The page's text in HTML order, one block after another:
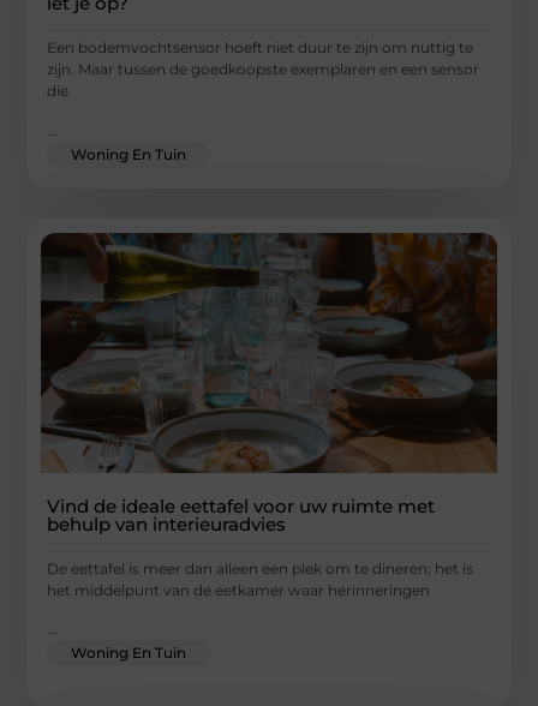
Een bodemvochtsensor hoeft niet duur te zijn om nuttig te
zijn. Maar tussen de goedkoopste exemplaren en een sensor
die
Woning En Tuin
Vind de ideale eettafel voor uw ruimte met
behulp van interieuradvies
De eettafel is meer dan alleen een plek om te dineren; het is
het middelpunt van de eetkamer waar herinneringen
...
Woning En Tuin